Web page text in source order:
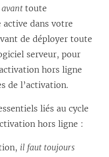
avant toute
dans votre
de déployer toute
serveur, pour
hors ligne
de l’activation.
liés au cycle
hors ligne :
il faut toujours